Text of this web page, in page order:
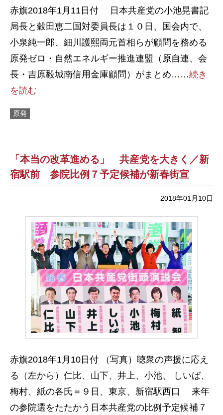
赤旗2018年1月11日付 日本共産党の小池晃書記
局長と穀田恵二国対委員長は１０日、国会内で、
小泉純一郎、細川護熙両元首相らが顧問を務める
原発ゼロ・自然エネルギー推進連盟（原自連、会
長・吉原毅城南信用金庫顧問）がまとめ……続き
を読む
原発
「本当の改革進める」 共産党を大きく／新
宿駅前 参院比例７予定候補が新春街宣
2018年01月10日
赤旗2018年1月10日付 （写真）聴衆の声援に応え
る（左から）仁比、山下、井上、小池、 しいば、
梅村、紙の各氏＝９日、東京、新宿駅西口 来年
の参院選をたたかう日本共産党の比例予定候補７